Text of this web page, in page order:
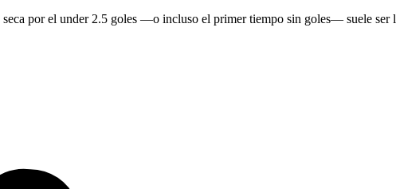
seca por el under 2.5 goles —o incluso el primer tiempo sin goles— suele ser